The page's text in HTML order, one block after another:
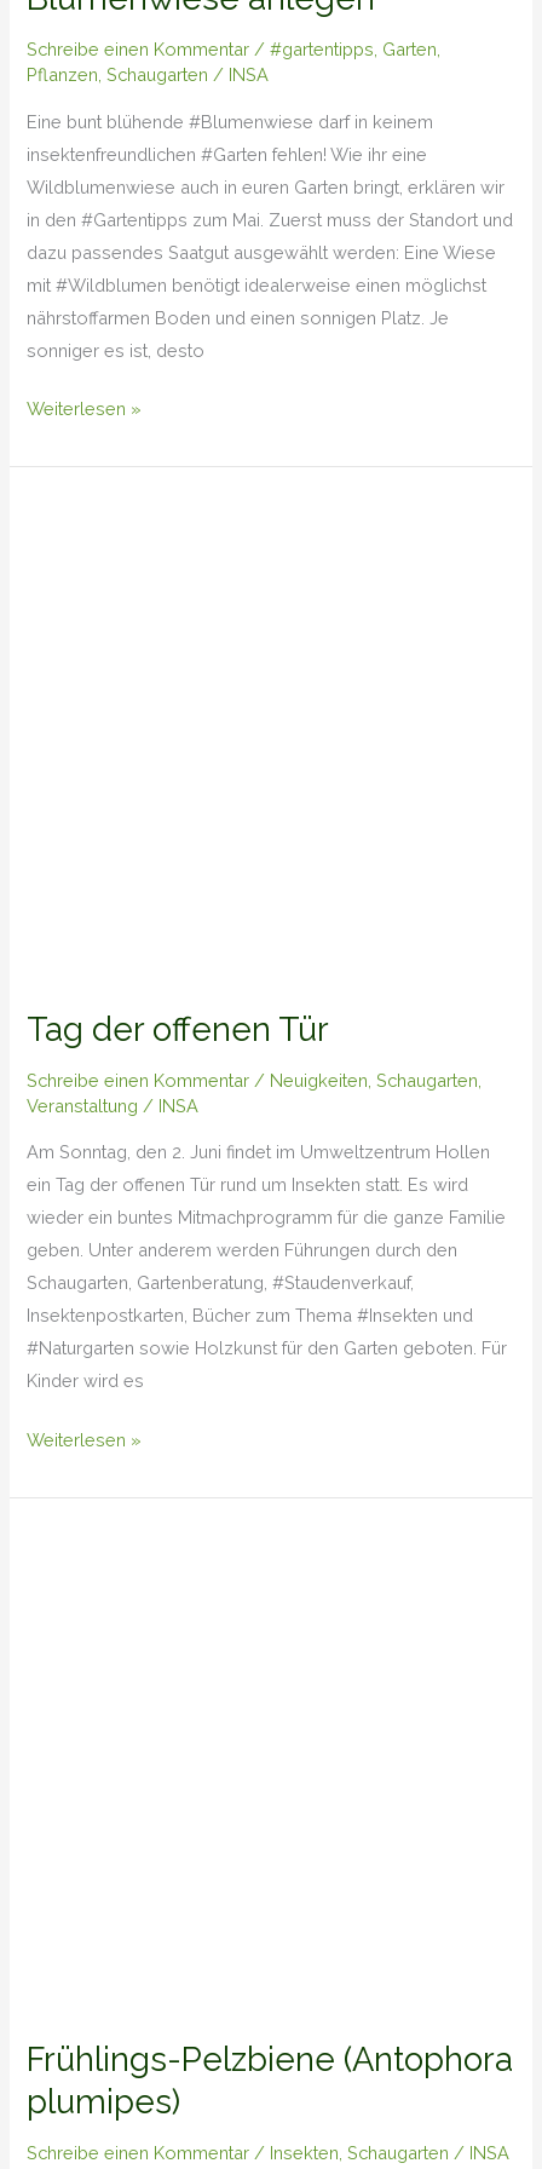
Schreibe einen Kommentar /#gartentipps Garten
Pflanzen ,Schaugarten / INSA
Eine bunt blühende #Blumenwiese darf in keinem
insektenfreundlichen #Garten fehlen! Wie ihr eine
Wildblumenwiese auch in euren Garten bringt, erklären wir
in den #Gartentipps zum Mai. Zuerst muss der Standort und
dazu passendes Saatgut ausgewählt werden: Eine Wiese
mit #Wildblumen benötigt idealerweise einen möglichst
nährstoffarmen Boden und einen sonnigen Platz. Je
sonniger es ist, desto
Weiterlesen »
Tag der offenen Tür
Schreibe einen Kommentar / Neuigkeiten ,Schaugarten
Veranstaltung / INSA
Am Sonntag, den 2. Juni findet im Umweltzentrum Hollen
ein Tag der offenen Tür rund um Insekten statt. Es wird
wieder ein buntes Mitmachprogramm für die ganze Familie
geben. Unter anderem werden Führungen durch den
Schaugarten, Gartenberatung, #Staudenverkauf,
Insektenpostkarten, Bücher zum Thema #Insekten und
#Naturgarten sowie Holzkunst für den Garten geboten. Für
Kinder wird es
Weiterlesen »
Frühlings-Pelzbiene (Antophora
plumipes)
Schreibe einen Kommentar / Insekten ,Schaugarten / INSA